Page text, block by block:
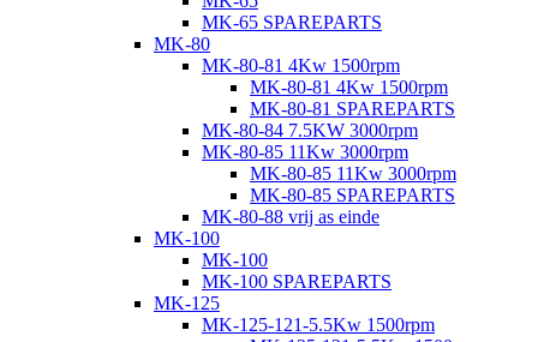
MK-65 SPAREPARTS
MK-80
MK-80-81 4Kw 1500rpm
MK-80-81 4Kw 1500rpm
MK-80-81 SPAREPARTS
MK-80-84 7.5KW 3000rpm
MK-80-85 11Kw 3000rpm
MK-80-85 11Kw 3000rpm
MK-80-85 SPAREPARTS
MK-80-88 vrij as einde
MK-100
MK-100
MK-100 SPAREPARTS
MK-125
MK-125-121-5.5Kw 1500rpm